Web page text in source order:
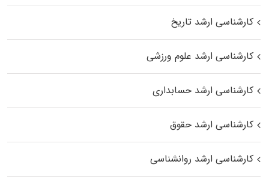
کارشناسی ارشد تاریخ
کارشناسی ارشد علوم ورزشی
کارشناسی ارشد حسابداری
کارشناسی ارشد حقوق
کارشناسی ارشد روانشناسی